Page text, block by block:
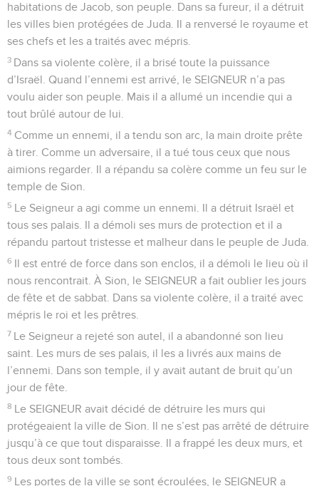
habitations de Jacob, son peuple. Dans sa fureur, il a détruit
les villes bien protégées de Juda. Il a renversé le royaume et
ses chefs et les a traités avec mépris.
3 Dans sa violente colère, il a brisé toute la puissance
d’Israël. Quand l’ennemi est arrivé, le SEIGNEUR n’a pas
voulu aider son peuple. Mais il a allumé un incendie qui a
tout brûlé autour de lui.
4 Comme un ennemi, il a tendu son arc, la main droite prête
à tirer. Comme un adversaire, il a tué tous ceux que nous
aimions regarder. Il a répandu sa colère comme un feu sur le
temple de Sion.
5 Le Seigneur a agi comme un ennemi. Il a détruit Israël et
tous ses palais. Il a démoli ses murs de protection et il a
répandu partout tristesse et malheur dans le peuple de Juda.
6 Il est entré de force dans son enclos, il a démoli le lieu où il
nous rencontrait. À Sion, le SEIGNEUR a fait oublier les jours
de fête et de sabbat. Dans sa violente colère, il a traité avec
mépris le roi et les prêtres.
7 Le Seigneur a rejeté son autel, il a abandonné son lieu
saint. Les murs de ses palais, il les a livrés aux mains de
l’ennemi. Dans son temple, il y avait autant de bruit qu’un
jour de fête.
8 Le SEIGNEUR avait décidé de détruire les murs qui
protégeaient la ville de Sion. Il ne s’est pas arrêté de détruire
jusqu’à ce que tout disparaisse. Il a frappé les deux murs, et
tous deux sont tombés.
9 Les portes de la ville se sont écroulées, le SEIGNEUR a